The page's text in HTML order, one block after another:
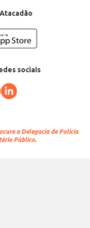
sociais
a Delegacia de Polícia
Público.